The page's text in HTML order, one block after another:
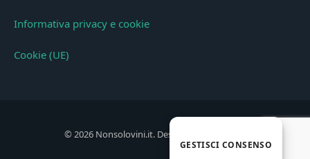
Informativa privacy e cookie
Cookie (UE)
© 2026 Nonsolovini.it. Designed by
GESTISCI CONSENSO